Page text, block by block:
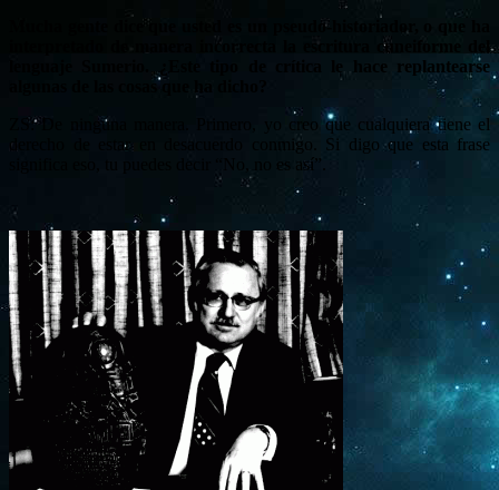
Mucha gente dice que usted es un pseudo-historiador, o que ha
interpretado de manera incorrecta la escritura cuneiforme del
lenguaje Sumerio. ¿Este tipo de crítica le hace replantearse
algunas de las cosas que ha dicho?
ZS: De ninguna manera. Primero, yo creo que cualquiera tiene el
derecho de estar en desacuerdo conmigo. Si digo que esta frase
significa eso, tu puedes decir “No, no es así”.